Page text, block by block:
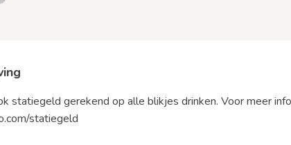
statiegeld gerekend op alle blikjes drinken. Voor meer
statiegeld